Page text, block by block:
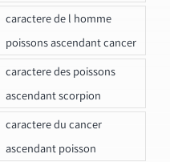
caractere de l homme
poissons ascendant cancer
caractere des poissons
ascendant scorpion
caractere du cancer
ascendant poisson